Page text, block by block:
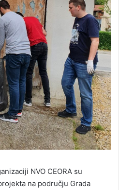
NVO CEORA su
na području Grada